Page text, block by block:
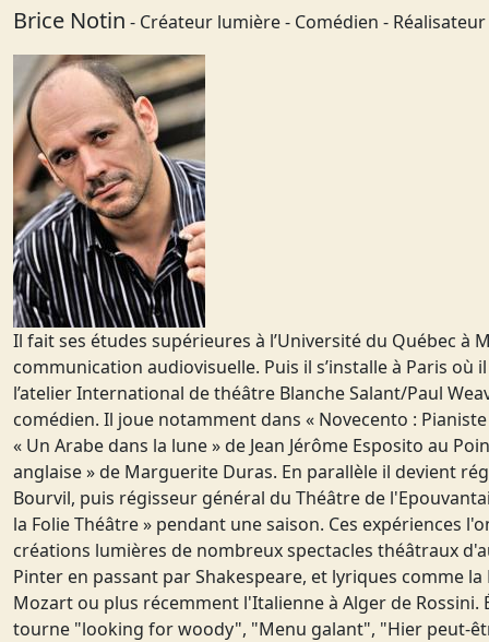
Brice Notin - Créateur lumière - Comédien - Réalisateur
Il fait ses études supérieures à l’Université du Québec à
communication audiovisuelle. Puis il s’installe à Paris où
l’atelier International de théâtre Blanche Salant/Paul
comédien. Il joue notamment dans « Novecento : Pianiste
« Un Arabe dans la lune » de Jean Jérôme Esposito au
anglaise » de Marguerite Duras. En parallèle il devient
Bourvil, puis régisseur général du Théâtre de
la Folie Théâtre » pendant une saison. Ces expériences
créations lumières de nombreux spectacles théâtraux
Pinter en passant par Shakespeare, et lyriques comme
Mozart ou plus récemment l'Italienne à Alger de Rossini.
tourne "looking for woody", "Menu galant", "Hier peut-